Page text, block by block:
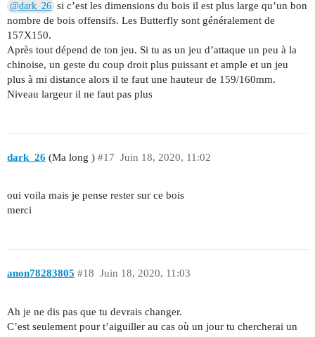
@dark_26 si c’est les dimensions du bois il est plus large qu’un bon
nombre de bois offensifs. Les Butterfly sont généralement de
157X150.
Après tout dépend de ton jeu. Si tu as un jeu d’attaque un peu à la
chinoise, un geste du coup droit plus puissant et ample et un jeu
plus à mi distance alors il te faut une hauteur de 159/160mm.
Niveau largeur il ne faut pas plus
dark_26 (Ma long ) Juin 18, 2020, 11:02
#17
oui voila mais je pense rester sur ce bois
merci
anon78283805 Juin 18, 2020, 11:03
#18
Ah je ne dis pas que tu devrais changer.
C’est seulement pour t’aiguiller au cas où un jour tu chercherai un